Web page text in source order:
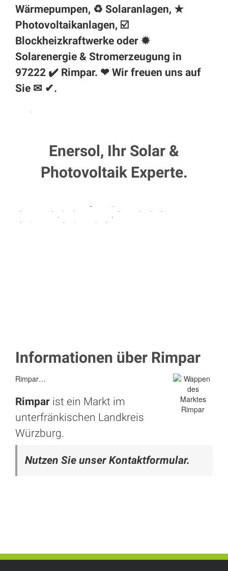
Wärmepumpen, ♻ Solaranlagen, ★
Photovoltaikanlagen, ☑️
Blockheizkraftwerke oder ✹
Solarenergie & Stromerzeugung in
97222 ✔️ Rimpar. ❤ Wir freuen uns auf
Sie ✉ ✔.
Enersol, Ihr Solar &
Photovoltaik Experte.
Informationen über Rimpar
Rimpar…
Rimpar ist ein Markt im
unterfränkischen Landkreis
Würzburg.
Nutzen Sie unser Kontaktformular.